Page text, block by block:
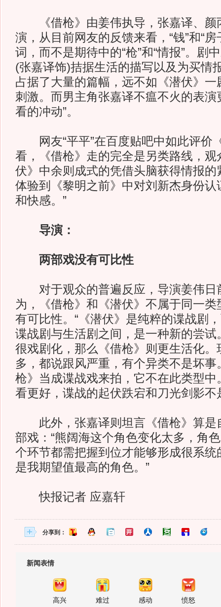
《借枪》由姜伟执导，张嘉译、颜
演，从目前网友的反馈来看，“钱”和“
词，而不是期待中的“枪”和“情报”。剧
(张嘉译饰)拮据生活的描写以及为买情
占据了大量的篇幅，远不如《潜伏》一
刺激。而男主角张嘉译不瘟不火的表演
看的冲动”。
网友“平平”在百度贴吧中如此评价
看，《借枪》走的完全是另类路线，观
伏》中余则成式的凭借头脑获得情报的
体验到《黎明之前》中对刘新杰身份认
和快感。”
导演：
两部戏没有可比性
对于观众的普遍反应，导演姜伟日
为，《借枪》和《潜伏》不属于同一
有可比性。“《潜伏》是纯粹的谍战剧
谍战剧与生活剧之间，是一种新的尝试
很戏剧化，那么《借枪》则更生活化。
多，都说跟风严重，有个异类不是坏
枪》当成谍战戏来拍，它不在此类型中
看更好，谍战的起伏跌宕和刀光剑影不
此外，张嘉译则坦言《借枪》算是
部戏：“熊阔海这个角色变化太多，角
个环节都需把握到位才能够形成很系统
是我期望值最高的角色。”
快报记者 应嘉轩
分享到：
新闻表情
高兴 难过 感动 愤怒